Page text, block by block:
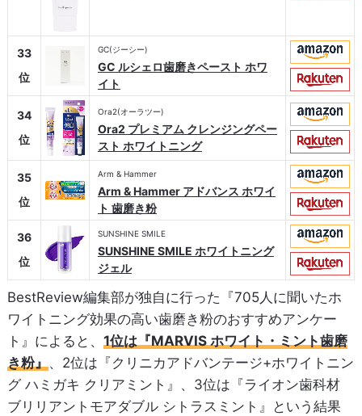
33
位
GC(ジーシー)
GC ルシェロ歯磨きペースト ホワ
イト
34
位
Ora2(オーラツー)
Ora2 プレミアム クレンジングペー
スト ホワイトニング
35
位
Arm & Hammer
Arm & Hammer アドバンス ホワイ
ト 歯磨き粉
36
位
SUNSHINE SMILE
SUNSHINE SMILE ホワイトニング
ジェル
BestReview編集部が独自に行った『705人に聞いたホ
ワイトニング効果の高い歯磨き粉のおすすめアンケー
ト』によると、 1位は『MARVIS ホワイト・ミント歯磨
き粉』、2位は『クリニカアドバンテージ+ホワイトニン
グ ハミガキ クリアミント』、3位は『ライオン歯科材
ブリリアントモアダブル シトラスミント』という結果